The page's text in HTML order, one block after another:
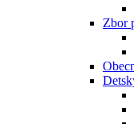
Zbor